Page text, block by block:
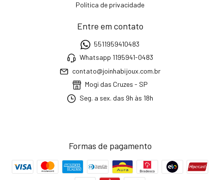
Política de privacidade
Entre em contato
5511959410483
Whatsapp 1195941-0483
contato@joinhabijoux.com.br
Mogi das Cruzes - SP
Seg. a sex. das 9h às 18h
Formas de pagamento